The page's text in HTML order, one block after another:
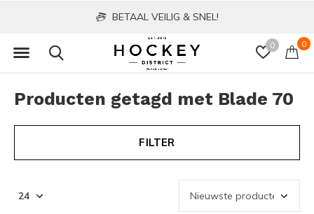
0 0
BETAAL VEILIG & SNEL!
Producten getagd met Blade 70
FILTER